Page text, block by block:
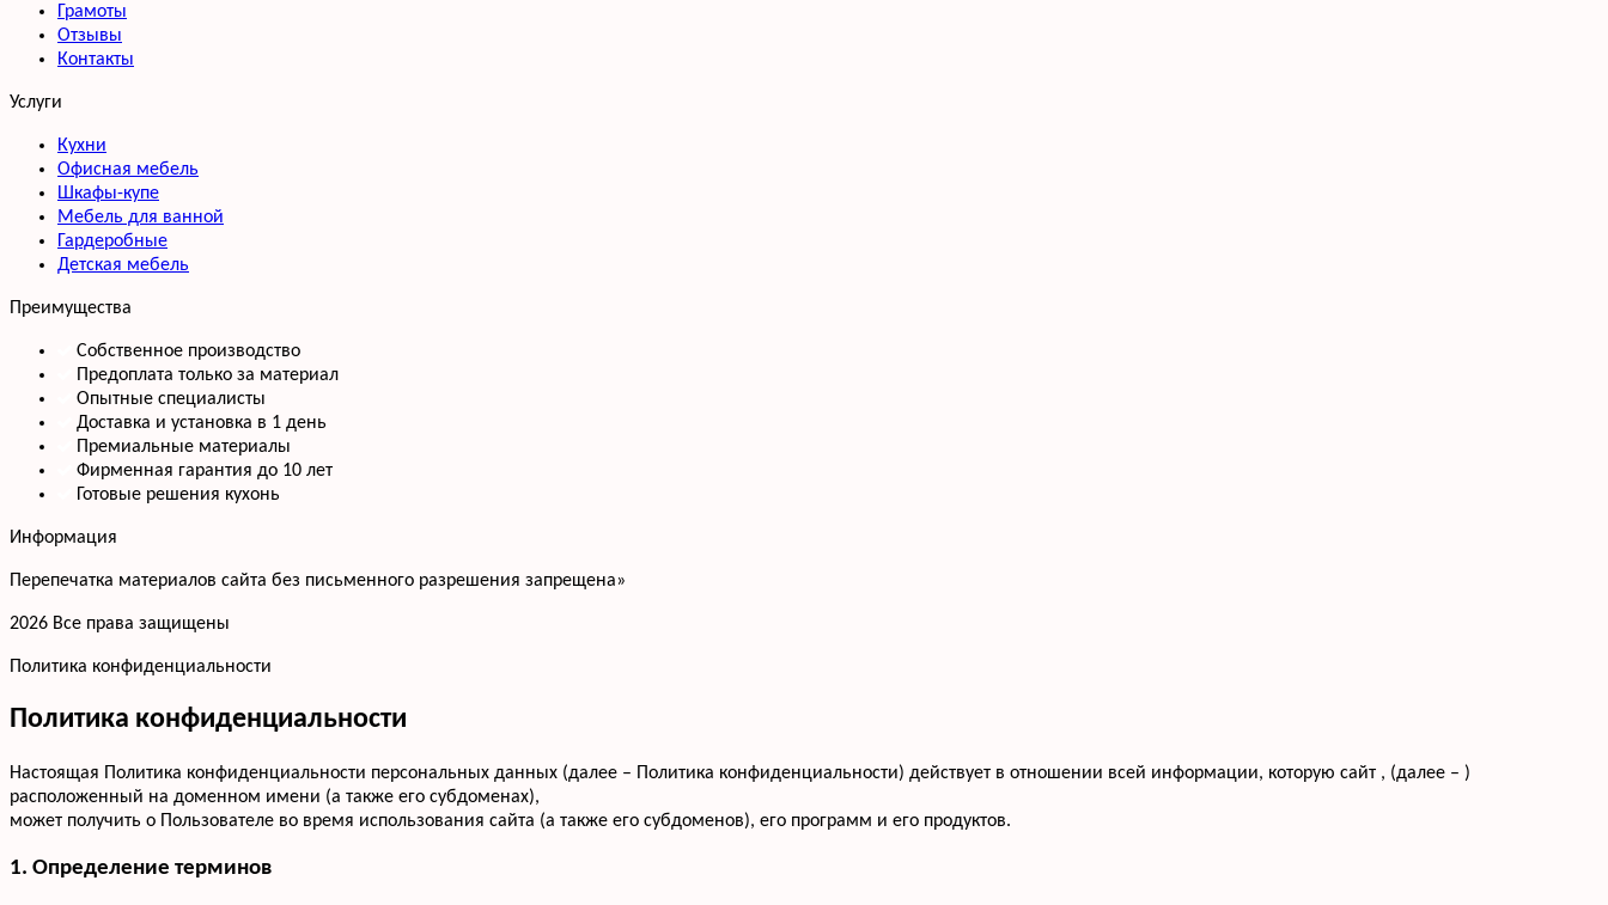
Грамоты
Отзывы
Контакты
Услуги
Кухни
Офисная мебель
Шкафы-купе
Мебель для ванной
Гардеробные
Детская мебель
Преимущества
Собственное производство
Предоплата только за материал
Опытные специалисты
Доставка и установка в 1 день
Премиальные материалы
Фирменная гарантия до 10 лет
Готовые решения кухонь
Информация
Перепечатка материалов сайта без письменного разрешения запрещена»
2026 Все права защищены
Политика конфиденциальности
Политика конфиденциальности
Настоящая Политика конфиденциальности персональных данных (далее – Политика конфиденциальности) действует в отношении всей информации, которую сайт , (далее – )
расположенный на доменном имени (а также его субдоменах),
может получить о Пользователе во время использования сайта (а также его субдоменов), его программ и его продуктов.
1. Определение терминов